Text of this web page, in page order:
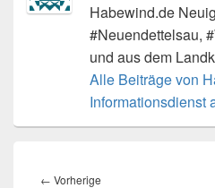
Habewind.de
#Neuendettelsau,
und aus dem
Alle Beiträge von
Informationsdienst
← Vorherige